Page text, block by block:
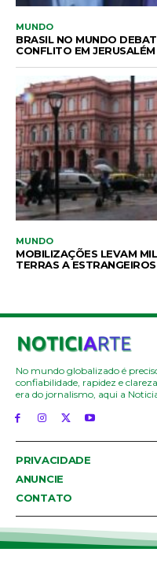
MUNDO
BRASIL NO MUNDO
CONFLITO EM JERUSALÉM
MUNDO
MOBILIZAÇÕES LEVAM
TERRAS A ESTRANGEIROS
No mundo globalizado é
confiabilidade, rapidez e
era do jornalismo, aqui a
PRIVACIDADE
ANUNCIE
CONTATO